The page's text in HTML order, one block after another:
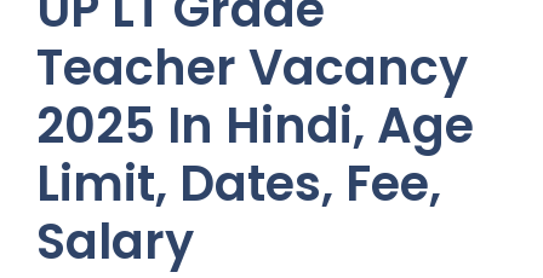
Teacher Vacancy
2025 In Hindi, Age
Limit, Dates, Fee,
Salary